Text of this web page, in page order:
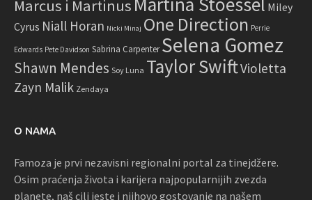
Marcus i Martinus
Miley
Cyrus Niall Horan Nicki Minaj One Direction Perrie
Edwards Pete Davidson Sabrina Carpenter Selena Gomez
Shawn Mendes Soy Luna Taylor SwiftVioletta
Zayn Malik Zendaya
O NAMA
Famoza je prvi nezavisni regionalni portal za tinejdžere.
Osim praćenja života i karijera najpopularnijih zvezda
planete, naš cilj jeste i njihovo gostovanje na našem